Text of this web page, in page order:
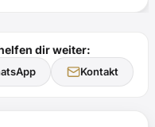
dir weiter:
Kontakt